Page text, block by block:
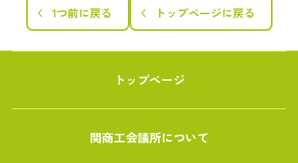
1つ前に戻る トップページに戻る
トップページ
関商工会議所について